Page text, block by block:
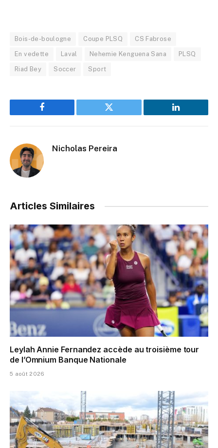
Bois-de-boulogne Coupe PLSQ CS Fabrose
En vedette Laval Nehemie Kenguena Sana PLSQ
Riad Bey Soccer Sport
Facebook Twitter LinkedIn
Nicholas Pereira
Articles Similaires
Leylah Annie Fernandez accède au troisième tour
de l’Omnium Banque Nationale
5 août 2026